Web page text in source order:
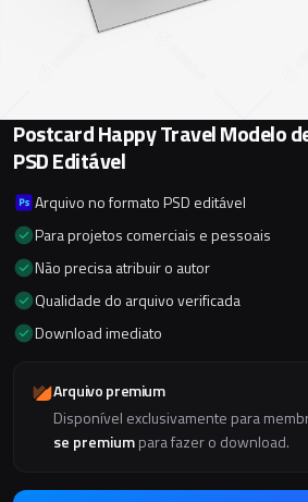
Postcard Happy Travel Modelo
PSD Editável
Arquivo no formato PSD editável
Para projetos comerciais e pessoais
Não precisa atribuir o autor
Qualidade do arquivo verificada
Download imediato
Arquivo premium
Disponível exclusivamente para
se premiumpara fazer o download.